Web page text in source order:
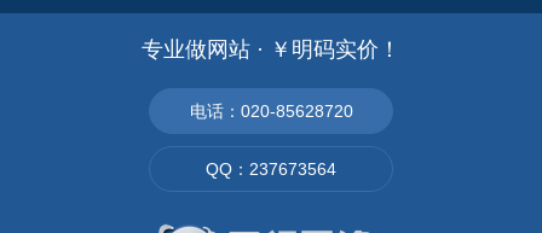
专业做网站 · ￥明码实价！
电话：020-85628720
QQ：237673564